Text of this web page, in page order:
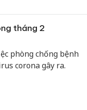
tháng 2
phòng chống bệnh
corona gây ra.